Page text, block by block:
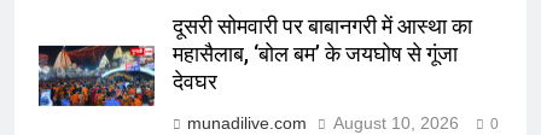
दूसरी सोमवारी पर बाबानगरी में आस्था का
महासैलाब, ‘बोल बम’ के जयघोष से गूंजा
देवघर
munadilive.com August 10, 2026 0